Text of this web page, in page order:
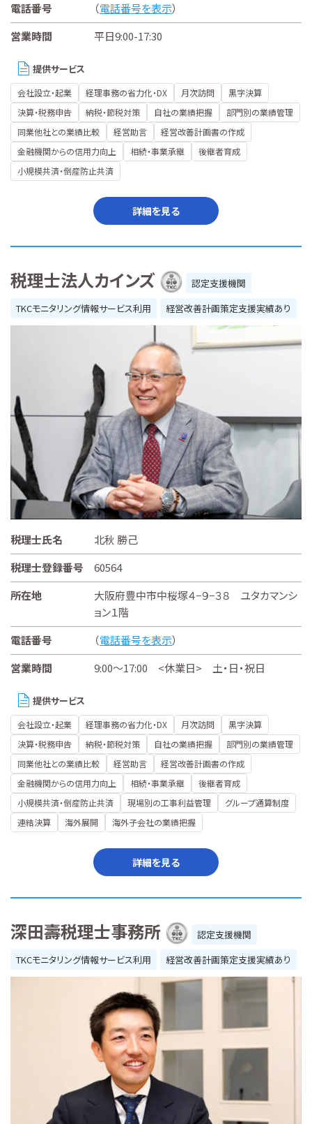
電話番号
（電話番号を表示）
営業時間
平日9:00-17:30
提供サービス
会社設立・起業 経理事務の省力化・DX 月次訪問
黒字決算
決算・税務申告
納税・節税対策 自社の業績把握
部門別の業績管理
同業他社との業績比較
経営助言
経営改善計画書の作成
金融機関からの信用力向上
相続・事業承継
後継者育成
小規模共済・倒産防止共済
詳細を見る
税理士法人カインズ
認定支援機関
TKCモニタリング情報サービス利用
経営改善計画策定支援実績あり
税理士氏名
北秋 勝己
税理士登録番号
60564
所在地
大阪府豊中市中桜塚４−９−３８ ユタカマンシ
ョン１階
電話番号
（電話番号を表示）
営業時間
9:00～17:00 <休業日> 土・日・祝日
提供サービス
会社設立・起業 経理事務の省力化・DX 月次訪問
黒字決算
決算・税務申告
納税・節税対策 自社の業績把握
部門別の業績管理
同業他社との業績比較
経営助言
経営改善計画書の作成
金融機関からの信用力向上
相続・事業承継
後継者育成
小規模共済・倒産防止共済
現場別の工事利益管理
グループ通算制度
連結決算
海外展開 海外子会社の業績把握
詳細を見る
深田壽税理士事務所
認定支援機関
TKCモニタリング情報サービス利用
経営改善計画策定支援実績あり